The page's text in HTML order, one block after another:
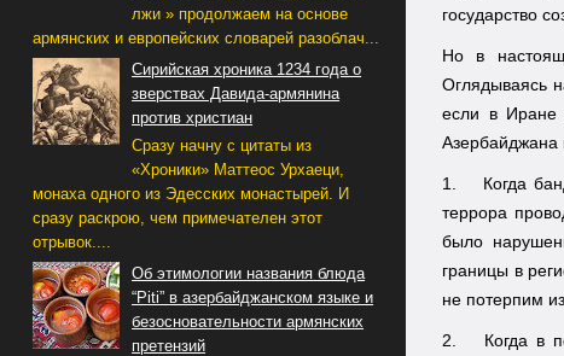
государство
Но в
Оглядываясь
если в Иране
Азербайджана
1.
Когда
террора
было
границы в
не потерпим
2.
Когда в
лжи » продолжаем на основе
армянских и европейских словарей разоблач...
Сирийская хроника 1234 года о
зверствах Давида-армянина
против христиан
Сразу начну с цитаты из
«Хроники» Маттеос Урхаеци,
монаха одного из Эдесских монастырей. И
сразу раскрою, чем примечателен этот
отрывок....
Об этимологии названия блюда
“Piti” в азербайджанском языке и
безосновательности армянских
претензий